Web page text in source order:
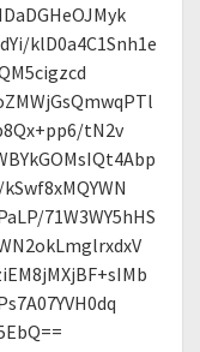
klD0a4C1Snh1e
tN2v
71W3WY5hHS